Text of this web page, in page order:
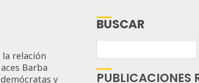
relación
Barba
y
BUSCAR
PUBLICACIONES